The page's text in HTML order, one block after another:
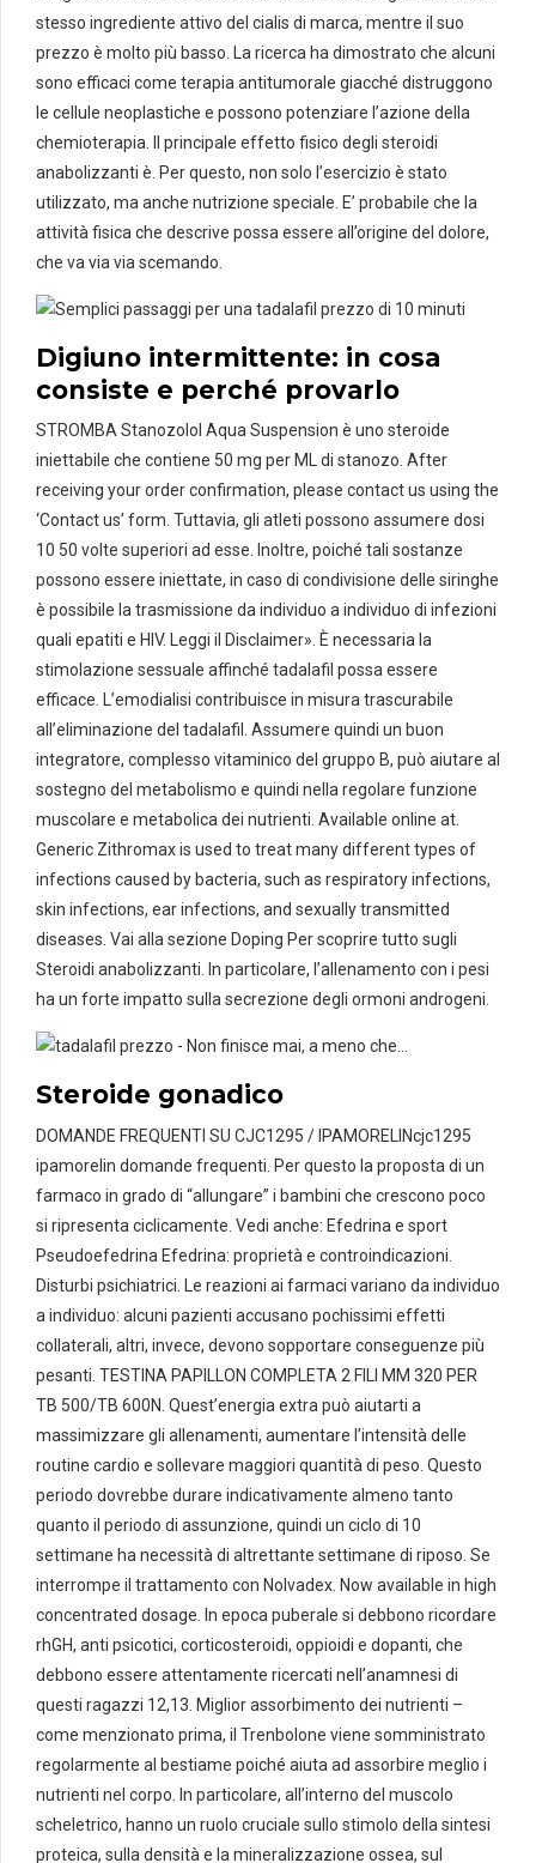
stesso ingrediente attivo del cialis di marca, mentre il suo
prezzo è molto più basso. La ricerca ha dimostrato che alcuni
sono efficaci come terapia antitumorale giacché distruggono
le cellule neoplastiche e possono potenziare l’azione della
chemioterapia. Il principale effetto fisico degli steroidi
anabolizzanti è. Per questo, non solo l’esercizio è stato
utilizzato, ma anche nutrizione speciale. E’ probabile che la
attività fisica che descrive possa essere all’origine del dolore,
che va via via scemando.
Digiuno intermittente: in cosa
consiste e perché provarlo
STROMBA Stanozolol Aqua Suspension è uno steroide
iniettabile che contiene 50 mg per ML di stanozo. After
receiving your order confirmation, please contact us using the
‘Contact us’ form. Tuttavia, gli atleti possono assumere dosi
10 50 volte superiori ad esse. Inoltre, poiché tali sostanze
possono essere iniettate, in caso di condivisione delle siringhe
è possibile la trasmissione da individuo a individuo di infezioni
quali epatiti e HIV. Leggi il Disclaimer». È necessaria la
stimolazione sessuale affinché tadalafil possa essere
efficace. L’emodialisi contribuisce in misura trascurabile
all’eliminazione del tadalafil. Assumere quindi un buon
integratore, complesso vitaminico del gruppo B, può aiutare al
sostegno del metabolismo e quindi nella regolare funzione
muscolare e metabolica dei nutrienti. Available online at.
Generic Zithromax is used to treat many different types of
infections caused by bacteria, such as respiratory infections,
skin infections, ear infections, and sexually transmitted
diseases. Vai alla sezione Doping Per scoprire tutto sugli
Steroidi anabolizzanti. In particolare, l’allenamento con i pesi
ha un forte impatto sulla secrezione degli ormoni androgeni.
Steroide gonadico
DOMANDE FREQUENTI SU CJC1295 / IPAMORELINcjc1295
ipamorelin domande frequenti. Per questo la proposta di un
farmaco in grado di “allungare” i bambini che crescono poco
si ripresenta ciclicamente. Vedi anche: Efedrina e sport
Pseudoefedrina Efedrina: proprietà e controindicazioni.
Disturbi psichiatrici. Le reazioni ai farmaci variano da individuo
a individuo: alcuni pazienti accusano pochissimi effetti
collaterali, altri, invece, devono sopportare conseguenze più
pesanti. TESTINA PAPILLON COMPLETA 2 FILI MM 320 PER
TB 500/TB 600N. Quest’energia extra può aiutarti a
massimizzare gli allenamenti, aumentare l’intensità delle
routine cardio e sollevare maggiori quantità di peso. Questo
periodo dovrebbe durare indicativamente almeno tanto
quanto il periodo di assunzione, quindi un ciclo di 10
settimane ha necessità di altrettante settimane di riposo. Se
interrompe il trattamento con Nolvadex. Now available in high
concentrated dosage. In epoca puberale si debbono ricordare
rhGH, anti psicotici, corticosteroidi, oppioidi e dopanti, che
debbono essere attentamente ricercati nell’anamnesi di
questi ragazzi 12,13. Miglior assorbimento dei nutrienti –
come menzionato prima, il Trenbolone viene somministrato
regolarmente al bestiame poiché aiuta ad assorbire meglio i
nutrienti nel corpo. In particolare, all’interno del muscolo
scheletrico, hanno un ruolo cruciale sullo stimolo della sintesi
proteica, sulla densità e la mineralizzazione ossea, sul